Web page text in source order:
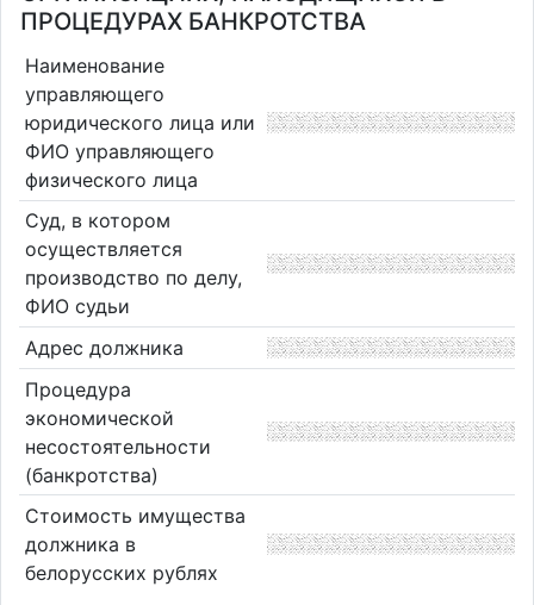
ПРОЦЕДУРАХ БАНКРОТСТВА
Наименование
управляющего
юридического лица или
ФИО управляющего
физического лица
Суд, в котором
осуществляется
производство по делу,
ФИО судьи
Адрес должника
Процедура
экономической
несостоятельности
(банкротства)
Стоимость имущества
должника в
белорусских рублях